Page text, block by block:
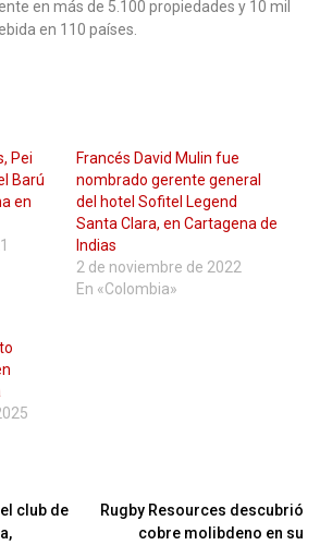
en más de 5.100 propiedades y 10 mil
en 110 países.
Pei
Barú
en
Francés David Mulin fue
nombrado gerente general
del hotel Sofitel Legend
Santa Clara, en Cartagena de
Indias
2 de noviembre de 2022
En «Colombia»
club de
Rugby Resources descubrió
cobre molibdeno en su